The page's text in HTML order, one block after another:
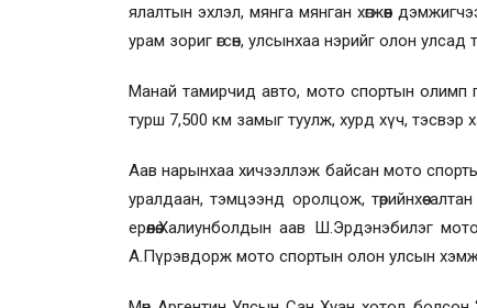
ялалтын эхлэл, мянга мянган хөгжөөн
урам зориг өгсөн, улсынхаа нэрийг олон
Манай тамирчид авто, мото спортын олимп
турш 7,500 км замыг туулж, хурд хүч, тэсвэр
Аав нарынхаа хичээллэж байсан мото
уралдаан, тэмцээнд оролцож, төрийнхөө
ерөөлөө.Халиунболдын аав Ш.Эрдэнэбилэг
А.Пүрэвдорж мото спортын олон улсын